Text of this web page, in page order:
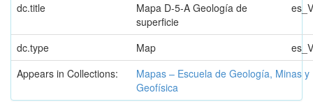
dc.title
Mapa D-5-A Geología de
superficie
dc.type Map
Appears in Collections:
Mapas – Escuela de Geología, Minas y
Geofísica